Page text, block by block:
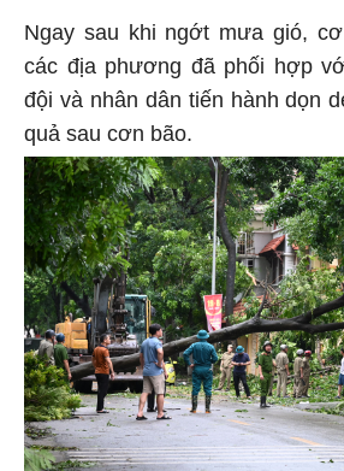
Ngay sau khi ngớt mưa gió,
các địa phương đã phối hợp
đội và nhân dân tiến hành dọn
quả sau cơn bão.